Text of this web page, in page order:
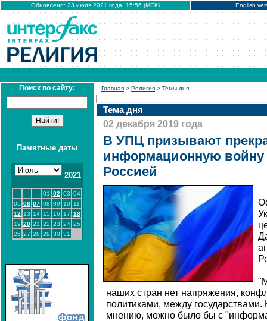
Обновлено: 23 июля 2021 года, 15:56 (МСК) English
Поиск по сайту:
Памятные даты
2021
01 02 03 04
05 06 07 08 09 10
11
12 13 14 15 16 17 18
19 20 21 22 23 24 25
26 27 28 29 30 31
Главная > Религия > Темы дня
Тема дня
02 декабря 2019 года
В УПЦ призывают
информационную войну
Россией
наших стран нет напряжения,
политиками, между
мнению, можно было бы с